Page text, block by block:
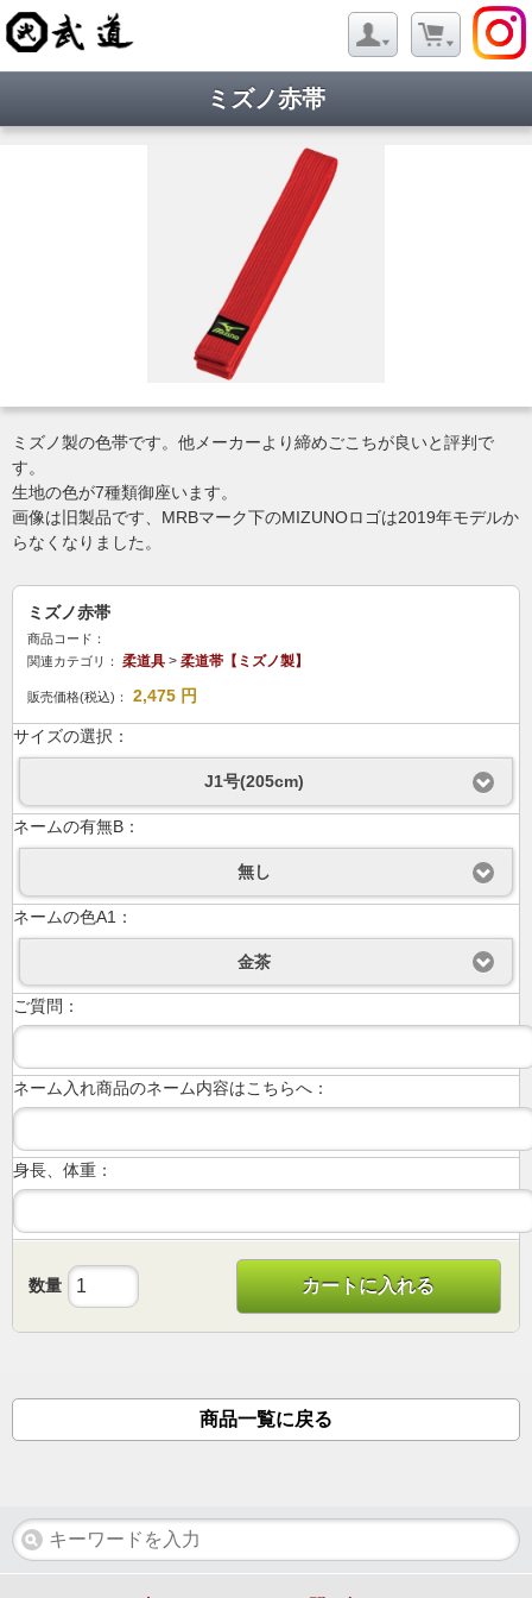
ミズノ赤帯
ミズノ製の色帯です。他メーカーより締めごこちが良いと評判で
す。
生地の色が7種類御座います。
画像は旧製品です、MRBマーク下のMIZUNOロゴは2019年モデルか
らなくなりました。
ミズノ赤帯
商品コード：
関連カテゴリ：
柔道具 > 柔道帯【ミズノ製】
販売価格(税込)： 2,475 円
サイズの選択：
J1号(205cm)
ネームの有無B：
無し
ネームの色A1：
金茶
ご質問：
ネーム入れ商品のネーム内容はこちらへ：
身長、体重：
数量 カートに入れる
商品一覧に戻る